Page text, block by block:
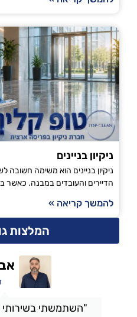
ניקיון בניינים
ניקיון בניינים הוא משימה
הדיירים והעובדים במבנה. כאשר
להמשך קריאה »
המלצות
"השתמשתי בשירותי